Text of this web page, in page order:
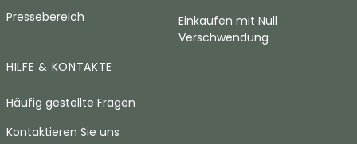
Pressebereich
Einkaufen mit Null
Verschwendung
HILFE & KONTAKTE
Häufig gestellte Fragen
Kontaktieren Sie uns